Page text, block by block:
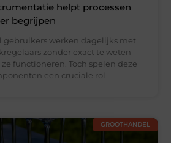
helpt processen
begrijpen
gebruikers werken dagelijks met
zonder exact te weten
ze functioneren. Toch spelen deze
een cruciale rol
GROOTHANDEL